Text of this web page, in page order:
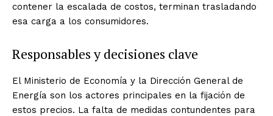
contener la escalada de costos, terminan trasladando
esa carga a los consumidores.
Responsables y decisiones clave
El Ministerio de Economía y la Dirección General de
Energía son los actores principales en la fijación de
estos precios. La falta de medidas contundentes para